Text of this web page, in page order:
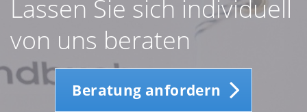
Lassen Sie sich individuell
von uns beraten
Beratung anfordern